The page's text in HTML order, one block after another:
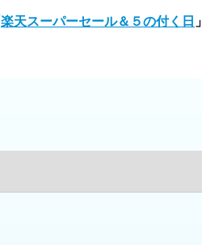
楽天スーパーセール＆５の付く日 」